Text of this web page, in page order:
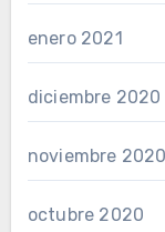
enero 2021
diciembre 2020
noviembre 2020
octubre 2020